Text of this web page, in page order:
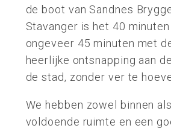
de boot van Sandnes
Stavanger is het 40
ongeveer 45 minuten met
heerlijke ontsnapping aan
de stad, zonder ver te
We hebben zowel binnen
voldoende ruimte en een